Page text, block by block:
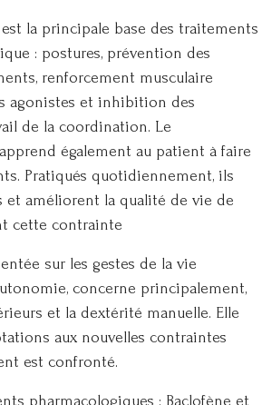
la principale base des traitements
: postures, prévention des
renforcement musculaire
agonistes et inhibition des
de la coordination. Le
également au patient à faire
Pratiqués quotidiennement, ils
et améliorent la qualité de vie de
cette contrainte
sur les gestes de la vie
concerne principalement,
et la dextérité manuelle. Elle
aux nouvelles contraintes
est confronté.
pharmacologiques : Baclofène et